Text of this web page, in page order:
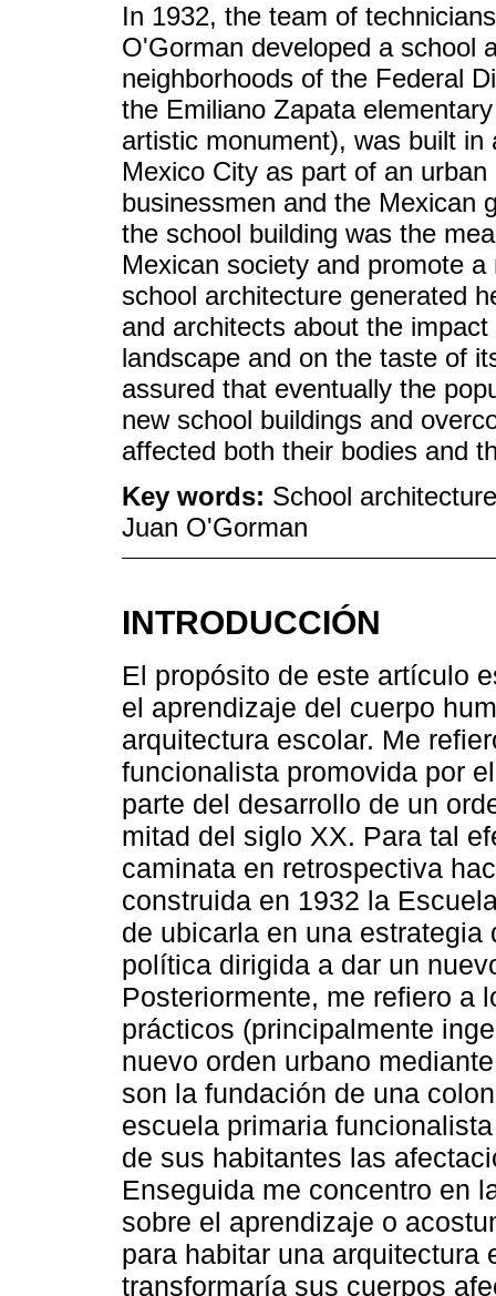
In 1932, the team of
O'Gorman developed a school
neighborhoods of the Federal
the Emiliano Zapata
artistic monument), was built
Mexico City as part of an
businessmen and the Mexican
the school building was the
Mexican society and promote
school architecture generated
and architects about the
landscape and on the taste of
assured that eventually the
new school buildings and
affected both their bodies and
Key words: School
Juan O'Gorman
INTRODUCCIÓN
El propósito de este artículo
el aprendizaje del cuerpo
arquitectura escolar. Me
funcionalista promovida por
parte del desarrollo de un
mitad del siglo XX. Para tal
caminata en retrospectiva
construida en 1932 la
de ubicarla en una
política dirigida a dar un
Posteriormente, me refiero a
prácticos (principalmente
nuevo orden urbano
son la fundación de una
escuela primaria
de sus habitantes las
Enseguida me concentro en
sobre el aprendizaje o
para habitar una arquitectura
transformaría sus cuerpos